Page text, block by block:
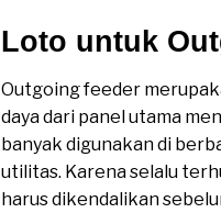
Loto untuk
Outgoing feeder
daya dari panel utama
banyak digunakan di
utilitas. Karena selalu
harus dikendalikan